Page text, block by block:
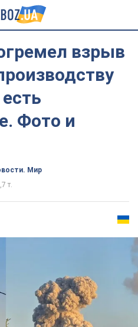
взрыв
Фото и
Мир
т.